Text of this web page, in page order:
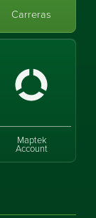
Carreras
Maptek
Account